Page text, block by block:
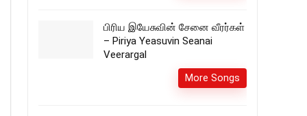
பிரிய இயேசுவின் சேனை வீரர்கள்
– Piriya Yeasuvin Seanai
Veerargal
More Songs